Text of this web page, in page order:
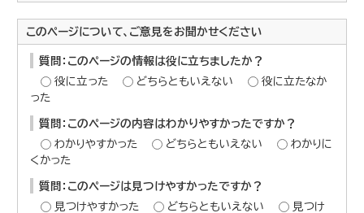
このページについて、ご意見をお聞かせください
質問：このページの情報は役に立ちましたか？
役に立った
どちらともいえない
役に立たなか
った
質問：このページの内容はわかりやすかったですか？
わかりやすかった
どちらともいえない
わかりに
くかった
質問：このページは見つけやすかったですか？
見つけやすかった
どちらともいえない
見つけ